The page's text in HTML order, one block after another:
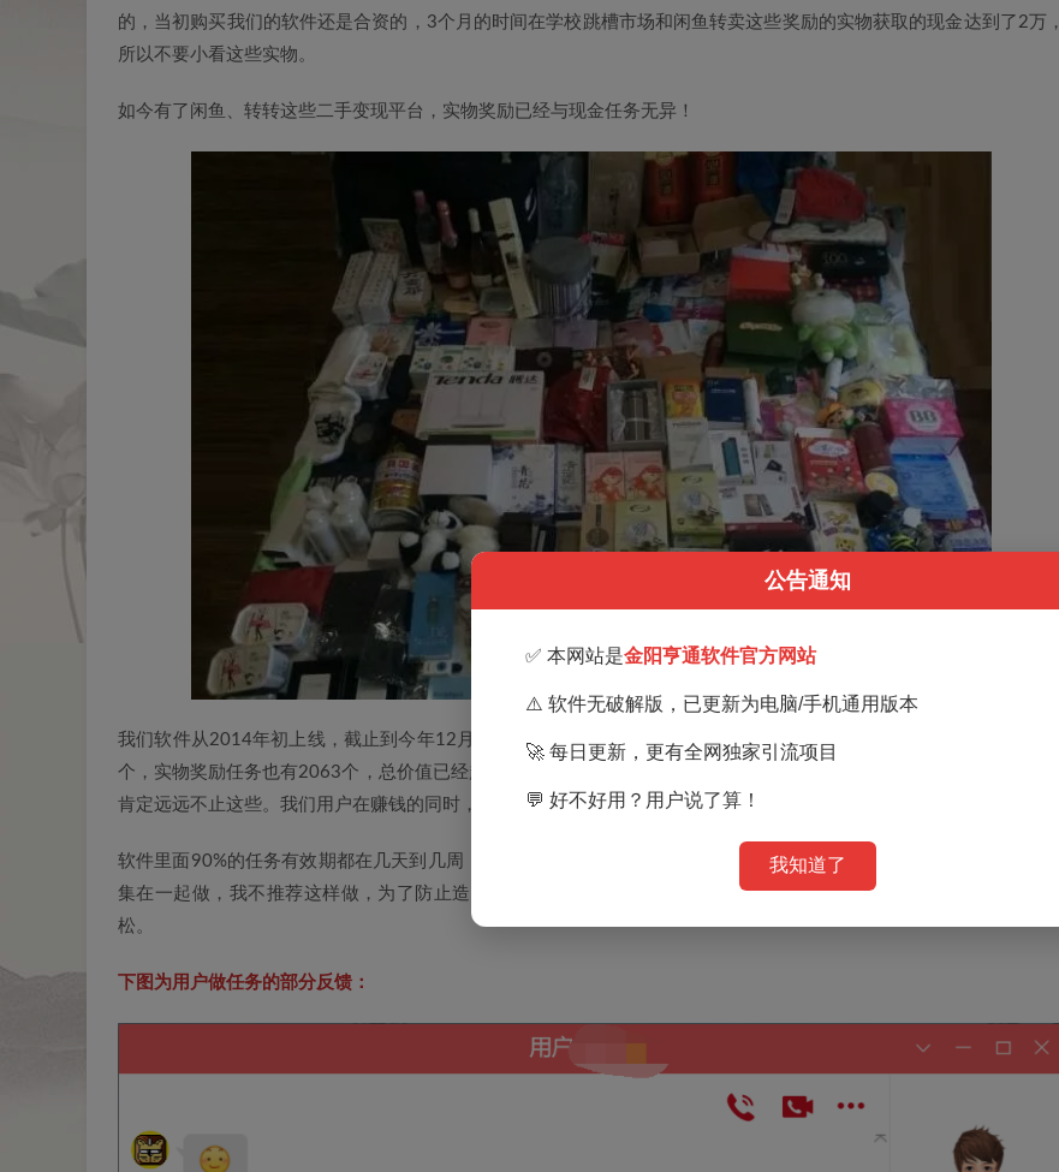
的，当初购买我们的软件还是合资的，3个月的时间在学校跳槽市场和闲鱼转卖这些奖励的实物获取的现金达到了2万，
所以不要小看这些实物。
如今有了闲鱼、转转这些二手变现平台，实物奖励已经与现金任务无异！
我们软件从2014年初上线，截止到今年12月31号，近10年的时间，话费任务1832个，其他Q币、话费等虚拟奖励879
个，实物奖励任务也有2063个，总价值已经超过30000元了，而这仅仅是做一遍下来的奖励，如果您多次操作，获得的
肯定远远不止这些。我们用户在赚钱的同时，也赚到了各种生活用品。这一栏目受到很多女性用户的喜爱!
软件里面90%的任务有效期都在几天到几周，好多优质的项目会随着时间的推移而失效，有人想一次性把一周的任务聚
集在一起做，我不推荐这样做，为了防止造成自己损失，不想错过的，我建议空闲时间就把它搞定吧，这样反而更轻
松。
下图为用户做任务的部分反馈：
公告通知
✅ 本网站是金阳亨通软件官方网站
⚠️ 软件无破解版，已更新为电脑/手机通用版本
🚀 每日更新，更有全网独家引流项目
💬 好不好用？用户说了算！
我知道了